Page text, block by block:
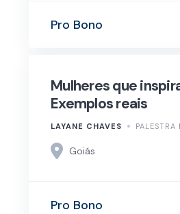
Pro Bono
Mulheres que
Exemplos reais
LAYANE CHAVES PALESTRA
Goiás
Pro Bono